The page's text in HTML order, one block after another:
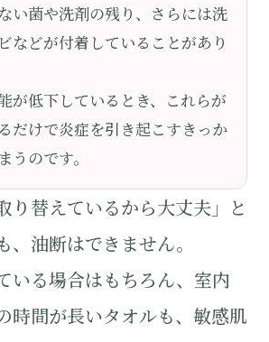
い菌や洗剤の残り、さらには洗
などが付着していることがあり
が低下しているとき、これらが
だけで炎症を引き起こすきっか
うのです。
り替えているから大丈夫」と
、油断はできません。
いる場合はもちろん、室内
時間が長いタオルも、敏感肌